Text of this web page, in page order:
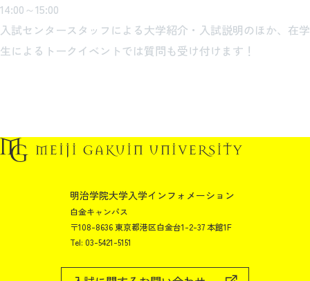
14:00～15:00
入試センタースタッフによる大学紹介・入試説明のほか、在学
生によるトークイベントでは質問も受け付けます！
明治学院大学入学インフォメーション
白金キャンパス
〒108-8636 東京都港区白金台1-2-37 本館1F
Tel: 03-5421-5151